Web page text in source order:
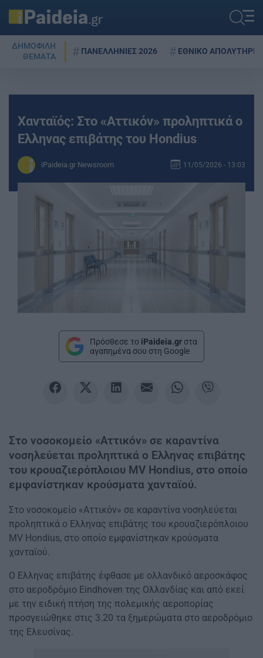
ΔΗΜΟΦΙΛΗ
ΘΕΜΑΤΑ
ΠΑΝΕΛΛΗΝΙΕΣ 2026 ΕΘΝΙΚΟ ΑΠΟΛΥΤΗΡΙΟ
Χανταϊός: Στο «Αττικόν» προληπτικά ο
Ελληνας επιβάτης του Hondius
iPaideia.gr Newsroom 11/05/2026 - 13:03
Πρόσθεσε το iPaideia.gr στα
αγαπημένα σου στη Google
Στο νοσοκομείο «Αττικόν» σε καραντίνα
νοσηλεύεται προληπτικά ο Ελληνας επιβάτης
του κρουαζιερόπλοιου MV Hondius, στο οποίο
εμφανίστηκαν κρούσματα χανταϊού.
Στο νοσοκομείο «Αττικόν» σε καραντίνα νοσηλεύεται
προληπτικά ο Ελληνας επιβάτης του κρουαζιερόπλοιου
MV Hondius, στο οποίο εμφανίστηκαν κρούσματα
χανταϊού.
Ο Ελληνας επιβάτης έφθασε με ολλανδικό αεροσκάφος
στο αεροδρόμιο Eindhoven της Ολλανδίας και από εκεί
με την ειδική πτήση της πολεμικής αεροπορίας
προσγειώθηκε στις 3.20 τα ξημερώματα στο αεροδρόμιο
της Ελευσίνας.